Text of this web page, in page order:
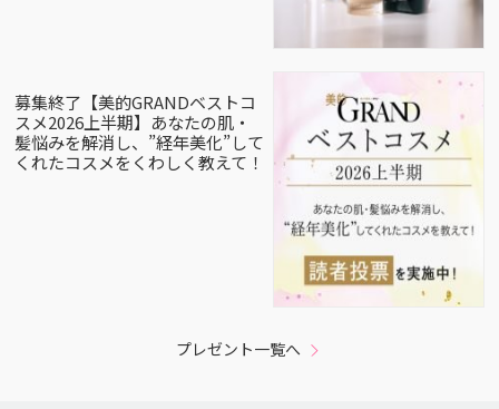
募集終了【美的GRANDベストコ
スメ2026上半期】あなたの肌・
髪悩みを解消し、”経年美化”して
くれたコスメをくわしく教えて！
プレゼント一覧へ